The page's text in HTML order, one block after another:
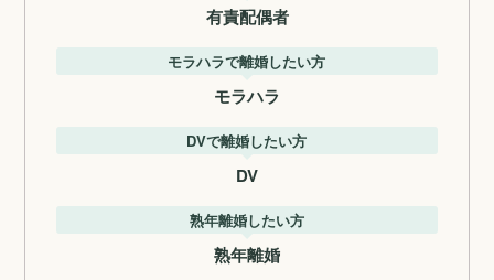
有責配偶者
モラハラで離婚したい方
モラハラ
DVで離婚したい方
DV
熟年離婚したい方
熟年離婚